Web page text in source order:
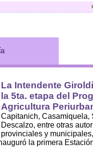
La Intendente
la 5ta. etapa del
Agricultura
Capitanich, Casamiquela,
Descalzo, entre otras
provinciales y
la primera